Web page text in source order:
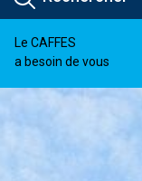
Le CAFFES
a besoin de vous